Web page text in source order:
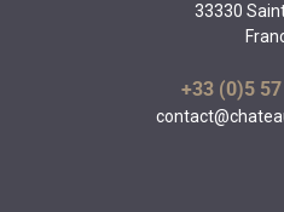
33330
+33 (0)5